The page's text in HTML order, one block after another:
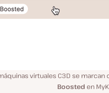
virtuales C3D se marcan
Boosted en